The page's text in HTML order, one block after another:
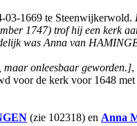
1669 te Steenwijkerwold.
1747) trof hij een kerk
was Anna van
onleesbaar geworden.],
voor de kerk voor 1648 met
(zie 102318) en Anna